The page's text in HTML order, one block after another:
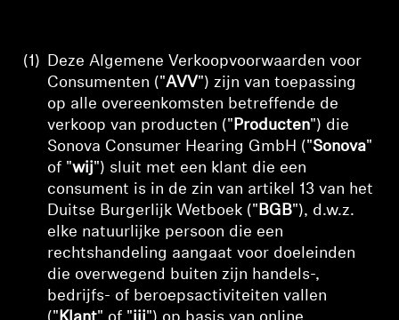
Sound Space
Support
Professioneel
(1) Deze Algemene Verkoopvoorwaarden voor
Consumenten ("AVV") zijn van toepassing
op alle overeenkomsten betreffende de
verkoop van producten ("Producten") die
Sonova Consumer Hearing GmbH ("Sonova"
of "wij") sluit met een klant die een
consument is in de zin van artikel 13 van het
Duitse Burgerlijk Wetboek ("BGB"), d.w.z.
elke natuurlijke persoon die een
rechtshandeling aangaat voor doeleinden
die overwegend buiten zijn handels-,
bedrijfs- of beroepsactiviteiten vallen